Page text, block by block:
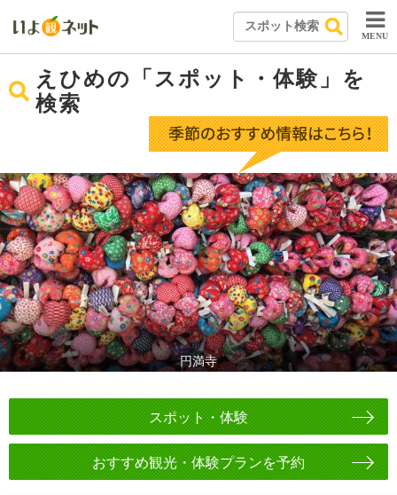
MENU
えひめの「スポット・体験」を
検索
円満寺
スポット・体験
おすすめ観光・体験プランを予約